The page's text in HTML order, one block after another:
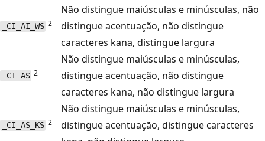
_CI_AI_WS 2
Não distingue maiúsculas e minúsculas, não
distingue acentuação, não distingue
caracteres kana, distingue largura
_CI_AS 2
Não distingue maiúsculas e minúsculas,
distingue acentuação, não distingue
caracteres kana, não distingue largura
_CI_AS_KS 2
Não distingue maiúsculas e minúsculas,
distingue acentuação, distingue caracteres